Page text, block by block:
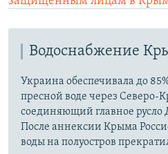
Водоснабжение
Украина обеспечивала до
пресной воде через Северо-
соединяющий главное русло
После аннексии Крыма
воды на полуостров